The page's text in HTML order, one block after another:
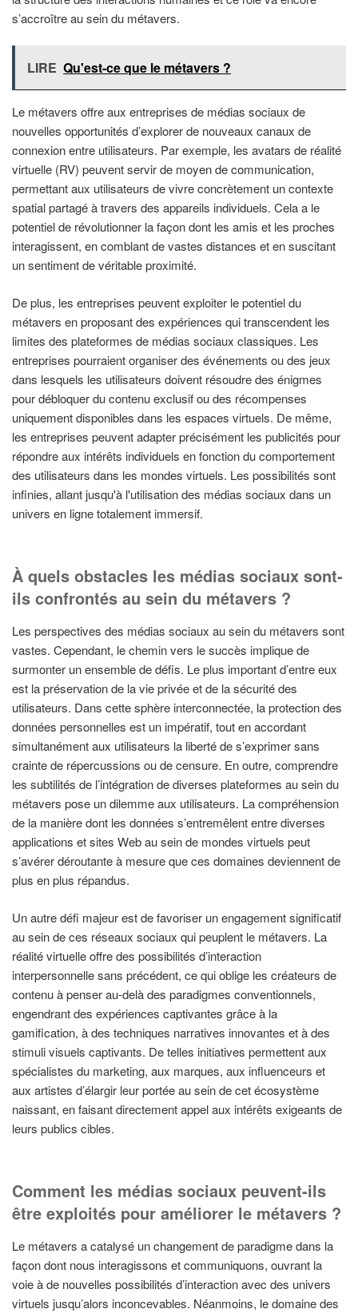
s’accroître au sein du métavers.
LIRE Qu'est-ce que le métavers ?
Le métavers offre aux entreprises de médias sociaux de
nouvelles opportunités d’explorer de nouveaux canaux de
connexion entre utilisateurs. Par exemple, les avatars de réalité
virtuelle (RV) peuvent servir de moyen de communication,
permettant aux utilisateurs de vivre concrètement un contexte
spatial partagé à travers des appareils individuels. Cela a le
potentiel de révolutionner la façon dont les amis et les proches
interagissent, en comblant de vastes distances et en suscitant
un sentiment de véritable proximité.
De plus, les entreprises peuvent exploiter le potentiel du
métavers en proposant des expériences qui transcendent les
limites des plateformes de médias sociaux classiques. Les
entreprises pourraient organiser des événements ou des jeux
dans lesquels les utilisateurs doivent résoudre des énigmes
pour débloquer du contenu exclusif ou des récompenses
uniquement disponibles dans les espaces virtuels. De même,
les entreprises peuvent adapter précisément les publicités pour
répondre aux intérêts individuels en fonction du comportement
des utilisateurs dans les mondes virtuels. Les possibilités sont
infinies, allant jusqu'à l'utilisation des médias sociaux dans un
univers en ligne totalement immersif.
À quels obstacles les médias sociaux sont-
ils confrontés au sein du métavers ?
Les perspectives des médias sociaux au sein du métavers sont
vastes. Cependant, le chemin vers le succès implique de
surmonter un ensemble de défis. Le plus important d’entre eux
est la préservation de la vie privée et de la sécurité des
utilisateurs. Dans cette sphère interconnectée, la protection des
données personnelles est un impératif, tout en accordant
simultanément aux utilisateurs la liberté de s’exprimer sans
crainte de répercussions ou de censure. En outre, comprendre
les subtilités de l’intégration de diverses plateformes au sein du
métavers pose un dilemme aux utilisateurs. La compréhension
de la manière dont les données s’entremêlent entre diverses
applications et sites Web au sein de mondes virtuels peut
s’avérer déroutante à mesure que ces domaines deviennent de
plus en plus répandus.
Un autre défi majeur est de favoriser un engagement significatif
au sein de ces réseaux sociaux qui peuplent le métavers. La
réalité virtuelle offre des possibilités d’interaction
interpersonnelle sans précédent, ce qui oblige les créateurs de
contenu à penser au-delà des paradigmes conventionnels,
engendrant des expériences captivantes grâce à la
gamification, à des techniques narratives innovantes et à des
stimuli visuels captivants. De telles initiatives permettent aux
spécialistes du marketing, aux marques, aux influenceurs et
aux artistes d’élargir leur portée au sein de cet écosystème
naissant, en faisant directement appel aux intérêts exigeants de
leurs publics cibles.
Comment les médias sociaux peuvent-ils
être exploités pour améliorer le métavers ?
Le métavers a catalysé un changement de paradigme dans la
façon dont nous interagissons et communiquons, ouvrant la
voie à de nouvelles possibilités d’interaction avec des univers
virtuels jusqu’alors inconcevables. Néanmoins, le domaine des